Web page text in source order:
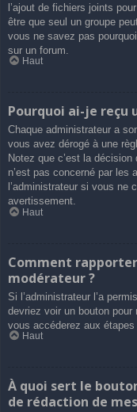
l’ajout de fichiers joints
être que seul un groupe
vous ne savez pas
sur un forum.
Haut
Pourquoi ai-je reçu
Chaque administrateur a
vous avez dérogé à une
Notez que c’est la
n’est pas concerné par les
l’administrateur si vous ne
avertissement.
Haut
Comment
modérateur ?
Si l’administrateur l’a
devriez voir un bouton pour
vous accéderez aux
Haut
À quoi sert le
de rédaction de